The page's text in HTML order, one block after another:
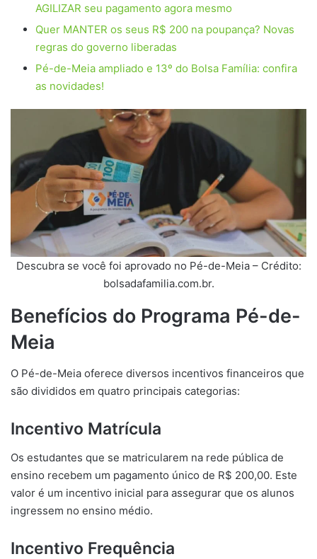
AGILIZAR seu pagamento agora mesmo
Quer MANTER os seus R$ 200 na poupança? Novas
regras do governo liberadas
Pé-de-Meia ampliado e 13º do Bolsa Família: confira
as novidades!
Descubra se você foi aprovado no Pé-de-Meia – Crédito:
bolsadafamilia.com.br.
Benefícios do Programa Pé-de-
Meia
O Pé-de-Meia oferece diversos incentivos financeiros que
são divididos em quatro principais categorias:
Incentivo Matrícula
Os estudantes que se matricularem na rede pública de
ensino recebem um pagamento único de R$ 200,00. Este
valor é um incentivo inicial para assegurar que os alunos
ingressem no ensino médio.
Incentivo Frequência